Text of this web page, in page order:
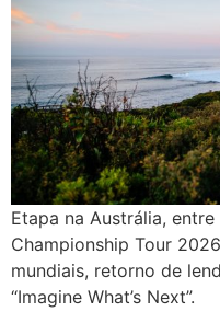
Etapa na Austrália, entre
Championship Tour
mundiais, retorno de
“Imagine What’s Next”.